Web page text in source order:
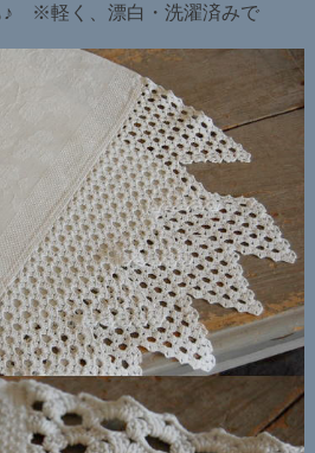
♪ ※軽く、漂白・洗濯済みで